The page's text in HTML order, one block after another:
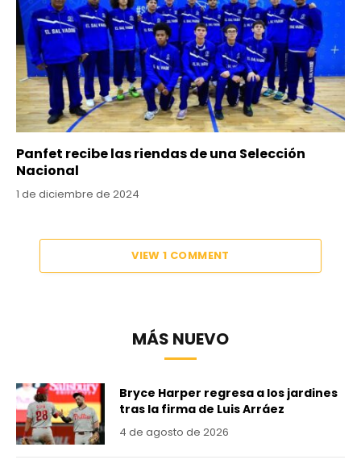
Panfet recibe las riendas de una Selección
Nacional
1 de diciembre de 2024
VIEW 1 COMMENT
MÁS NUEVO
Bryce Harper regresa a los jardines
tras la firma de Luis Arráez
4 de agosto de 2026